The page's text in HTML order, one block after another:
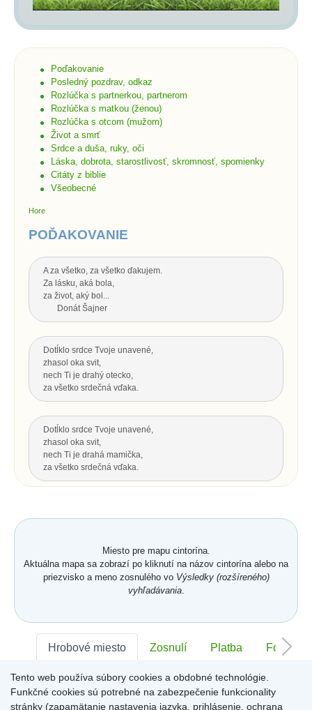
Poďakovanie
Posledný pozdrav, odkaz
Rozlúčka s partnerkou, partnerom
Rozlúčka s matkou (ženou)
Rozlúčka s otcom (mužom)
Život a smrť
Srdce a duša, ruky, oči
Láska, dobrota, starostlivosť, skromnosť, spomienky
Citáty z biblie
Všeobecné
Hore
POĎAKOVANIE
A za všetko, za všetko ďakujem.
Za lásku, aká bola,
za život, aký bol...
Donát Šajner
Dotĺklo srdce Tvoje unavené,
zhasol oka svit,
nech Ti je drahý otecko,
za všetko srdečná vďaka.
Dotĺklo srdce Tvoje unavené,
zhasol oka svit,
nech Ti je drahá mamička,
za všetko srdečná vďaka.
čo s vďakou dnes Ti môžem dať...
a potom už len spomínať.
Hore
Nech je vôľa Tvoja nám všetkým,
ako vtákom je a hmyzu,
S. K. Neumann
Miesto pre mapu cintorína.
Aktuálna mapa sa zobrazí po kliknutí na názov cintorína alebo na
priezvisko a meno zosnulého vo Výsledky (rozšíreného)
vyhľadávania.
Hrobové miesto Zosnulí Platba Foto
Sektor:- Rad:- Číslo:-
Tento web používa súbory cookies a obdobné technológie.
Funkčné cookies sú potrebné na zabezpečenie funkcionality
stránky (zapamätanie nastavenia jazyka, prihlásenie, ochrana